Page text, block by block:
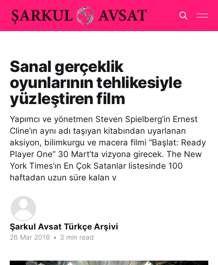
Sanal gerçeklik
oyunlarının tehlikesiyle
yüzleştiren film
Yapımcı ve yönetmen Steven Spielberg’in Ernest
Cline’ın aynı adı taşıyan kitabından uyarlanan
aksiyon, bilimkurgu ve macera filmi “Başlat: Ready
Player One” 30 Mart’ta vizyona girecek. The New
York Times’ın En Çok Satanlar listesinde 100
haftadan uzun süre kalan v
Şarkul Avsat Türkçe Arşivi
26 Mar 2018 • 3 min read